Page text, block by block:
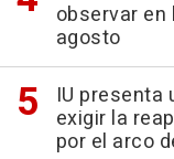
observar en
agosto
IU presenta
exigir la
por el arco